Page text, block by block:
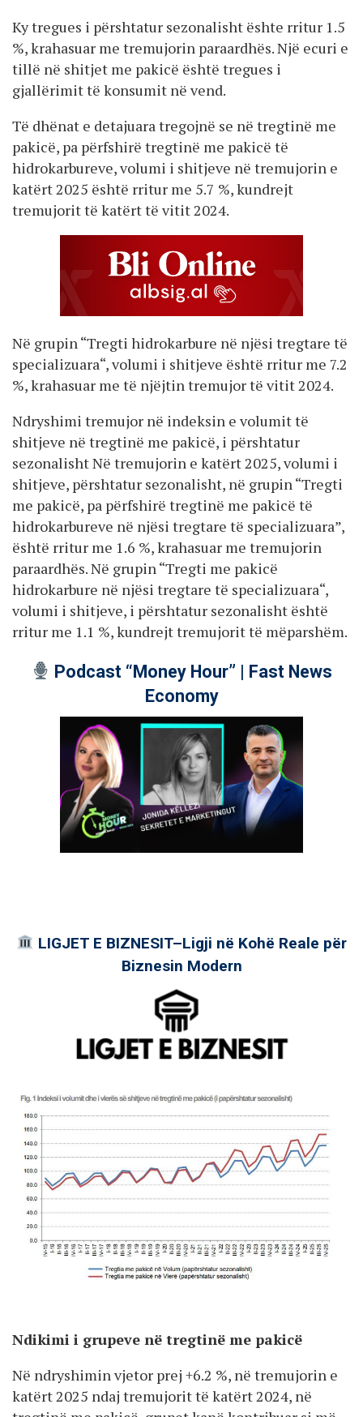
Ky tregues i përshtatur sezonalisht ështe rritur 1.5
%, krahasuar me tremujorin paraardhës. Një ecuri e
tillë në shitjet me pakicë është tregues i
gjallërimit të konsumit në vend.
Të dhënat e detajuara tregojnë se në tregtinë me
pakicë, pa përfshirë tregtinë me pakicë të
hidrokarbureve, volumi i shitjeve në tremujorin e
katërt 2025 është rritur me 5.7 %, kundrejt
tremujorit të katërt të vitit 2024.
Në grupin “Tregti hidrokarbure në njësi tregtare të
specializuara“, volumi i shitjeve është rritur me 7.2
%, krahasuar me të njëjtin tremujor të vitit 2024.
Ndryshimi tremujor në indeksin e volumit të
shitjeve në tregtinë me pakicë, i përshtatur
sezonalisht Në tremujorin e katërt 2025, volumi i
shitjeve, përshtatur sezonalisht, në grupin “Tregti
me pakicë, pa përfshirë tregtinë me pakicë të
hidrokarbureve në njësi tregtare të specializuara”,
është rritur me 1.6 %, krahasuar me tremujorin
paraardhës. Në grupin “Tregti me pakicë
hidrokarbure në njësi tregtare të specializuara“,
volumi i shitjeve, i përshtatur sezonalisht është
rritur me 1.1 %, kundrejt tremujorit të mëparshëm.
Podcast “Money Hour” | Fast News
Economy
LIGJET E BIZNESIT–Ligji në Kohë Reale për
Biznesin Modern
Ndikimi i grupeve në tregtinë me pakicë
Në ndryshimin vjetor prej +6.2 %, në tremujorin e
katërt 2025 ndaj tremujorit të katërt 2024, në